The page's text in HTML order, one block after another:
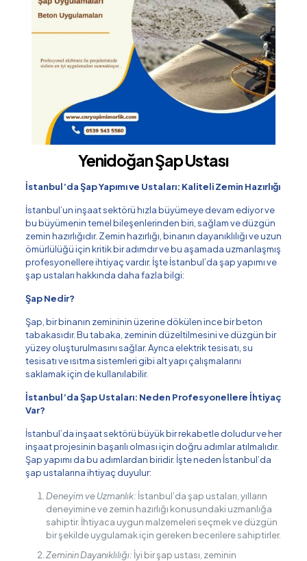
Yenidoğan Şap Ustası
İstanbul’da Şap Yapımı ve Ustaları: Kaliteli Zemin Hazırlığı
İstanbul’un inşaat sektörü hızla büyümeye devam ediyor ve
bu büyümenin temel bileşenlerinden biri, sağlam ve düzgün
zemin hazırlığıdır. Zemin hazırlığı, binanın dayanıklılığı ve uzun
ömürlülüğü için kritik bir adımdır ve bu aşamada uzmanlaşmış
profesyonellere ihtiyaç vardır. İşte İstanbul’da şap yapımı ve
şap ustaları hakkında daha fazla bilgi:
Şap Nedir?
Şap, bir binanın zemininin üzerine dökülen ince bir beton
tabakasıdır. Bu tabaka, zeminin düzeltilmesini ve düzgün bir
yüzey oluşturulmasını sağlar. Ayrıca elektrik tesisatı, su
tesisatı ve ısıtma sistemleri gibi alt yapı çalışmalarını
saklamak için de kullanılabilir.
İstanbul’da Şap Ustaları: Neden Profesyonellere İhtiyaç
Var?
İstanbul’da inşaat sektörü büyük bir rekabetle doludur ve her
inşaat projesinin başarılı olması için doğru adımlar atılmalıdır.
Şap yapımı da bu adımlardan biridir. İşte neden İstanbul’da
şap ustalarına ihtiyaç duyulur:
Deneyim ve Uzmanlık: İstanbul’da şap ustaları, yılların
deneyimine ve zemin hazırlığı konusundaki uzmanlığa
sahiptir. İhtiyaca uygun malzemeleri seçmek ve düzgün
bir şekilde uygulamak için gereken becerilere sahiptirler.
Zeminin Dayanıklılığı: İyi bir şap ustası, zeminin